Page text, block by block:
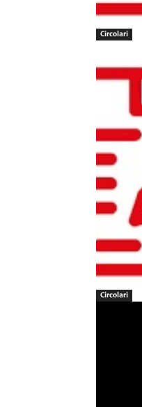
Circolari
Circolari